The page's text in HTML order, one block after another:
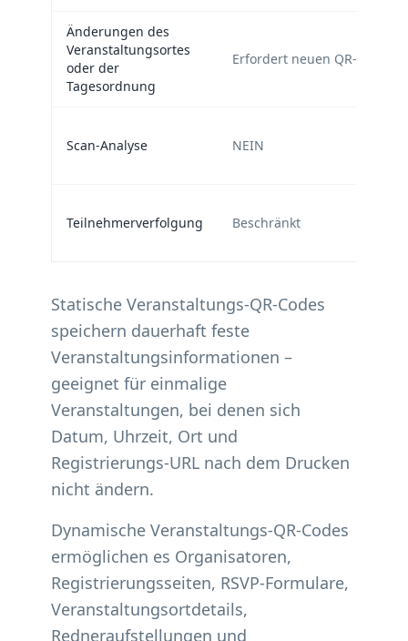
Änderungen des
Veranstaltungsortes
oder der
Tagesordnung
Erfordert neuen QR-Code
Scan-Analyse NEIN
Teilnehmerverfolgung Beschränkt
Statische Veranstaltungs-QR-Codes
speichern dauerhaft feste
Veranstaltungsinformationen –
geeignet für einmalige
Veranstaltungen, bei denen sich
Datum, Uhrzeit, Ort und
Registrierungs-URL nach dem Drucken
nicht ändern.
Dynamische Veranstaltungs-QR-Codes
ermöglichen es Organisatoren,
Registrierungsseiten, RSVP-Formulare,
Veranstaltungsortdetails,
Redneraufstellungen und